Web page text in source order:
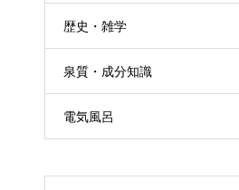
歴史・雑学
泉質・成分知識
電気風呂